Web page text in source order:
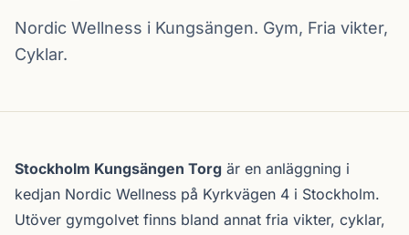
Nordic Wellness i Kungsängen. Gym, Fria vikter,
Cyklar.
Om Stockholm Kungsängen Torg
Stockholm Kungsängen Torg är en anläggning i
kedjan Nordic Wellness på Kyrkvägen 4 i Stockholm.
Utöver gymgolvet finns bland annat fria vikter, cyklar,